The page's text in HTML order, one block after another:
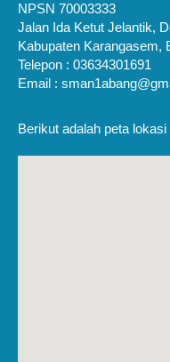
NPSN 70003333
Jalan Ida Ketut Jelantik,
Kabupaten Karangasem,
Telepon : 03634301691
Email :
Berikut adalah peta